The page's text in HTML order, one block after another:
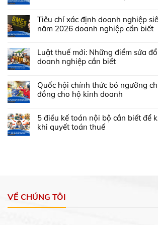
Tiêu chí xác định doanh nghiệp
năm 2026 doanh nghiệp cần biết
Luật thuế mới: Những điểm sửa
doanh nghiệp cần biết
Quốc hội chính thức bỏ ngưỡng
đồng cho hộ kinh doanh
5 điều kế toán nội bộ cần biết để
khi quyết toán thuế
VỀ CHÚNG TÔI